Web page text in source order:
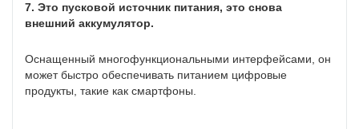
7. Это пусковой источник питания, это снова
внешний аккумулятор.
Оснащенный многофункциональными интерфейсами, он
может быстро обеспечивать питанием цифровые
продукты, такие как смартфоны.